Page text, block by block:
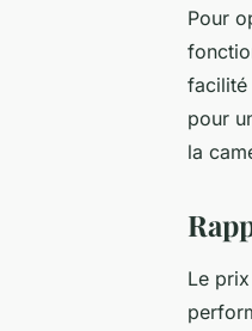
Pour
facilité
pour
la
Le